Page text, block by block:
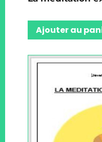
Ajouter au